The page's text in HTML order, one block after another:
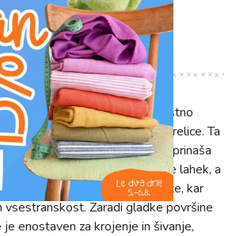
apricot – izjemno kakovostno
barvi, ki spominja na zrele marelice. Ta
bombaža v vaše kreacije prinaša
optimizem. S težo 130 g/m2 je lahek, a
otip, zračen in prijazen do kože, kar
Zaradi gladke površine
enostaven za krojenje in šivanje,